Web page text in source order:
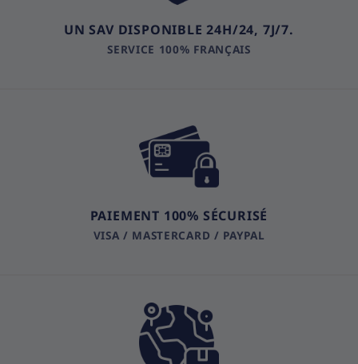
UN SAV DISPONIBLE 24H/24, 7J/7.
SERVICE 100% FRANÇAIS
PAIEMENT 100% SÉCURISÉ
VISA / MASTERCARD / PAYPAL